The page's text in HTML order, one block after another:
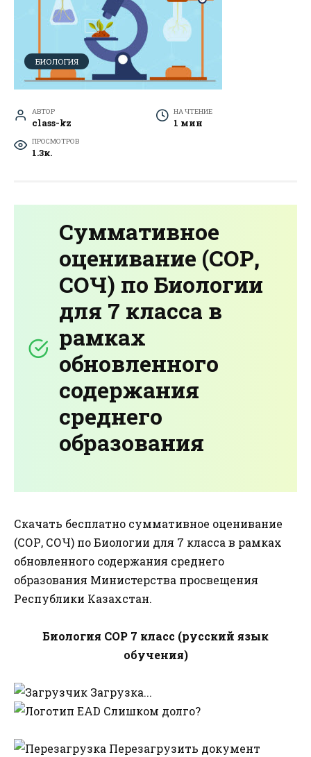
БИОЛОГИЯ
АВТОР
class-kz
НА ЧТЕНИЕ
1 мин
ПРОСМОТРОВ
1.3к.
Суммативное
оценивание (СОР,
СОЧ) по Биологии
для 7 класса в
рамках
обновленного
содержания
среднего
образования
Скачать бесплатно суммативное оценивание
(СОР, СОЧ) по Биологии для 7 класса в рамках
обновленного содержания среднего
образования Министерства просвещения
Республики Казахстан.
Биология СОР 7 класс (русский язык
обучения)
Загрузка...
Слишком долго?
Перезагрузить документ